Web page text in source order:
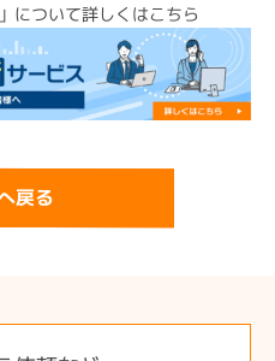
について詳しくはこちら
戻る